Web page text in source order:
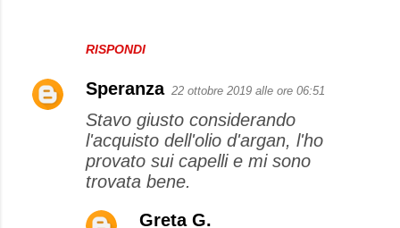
RISPONDI
Speranza 22 ottobre 2019 alle ore 06:51
Stavo giusto considerando
l'acquisto dell'olio d'argan, l'ho
provato sui capelli e mi sono
trovata bene.
Greta G.